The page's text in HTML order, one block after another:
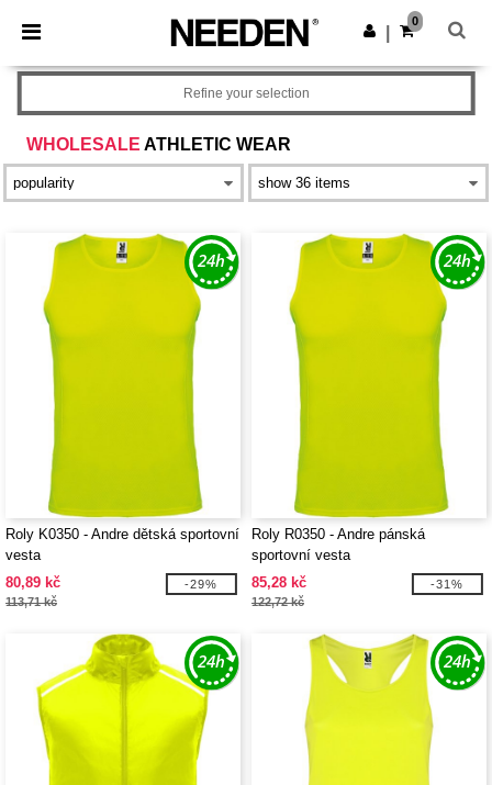
× Aplikace Needen
Lepší ceny v aplikaci!
Stáhnout app
0
WHOLESALE ATHLETIC WEAR
Refine your selection
Roly K0350 - Andre dětská sportovní
vesta
80,89 kč
113,71 kč
-29%
Roly R0350 - Andre pánská
sportovní vesta
85,28 kč
122,72 kč
-31%